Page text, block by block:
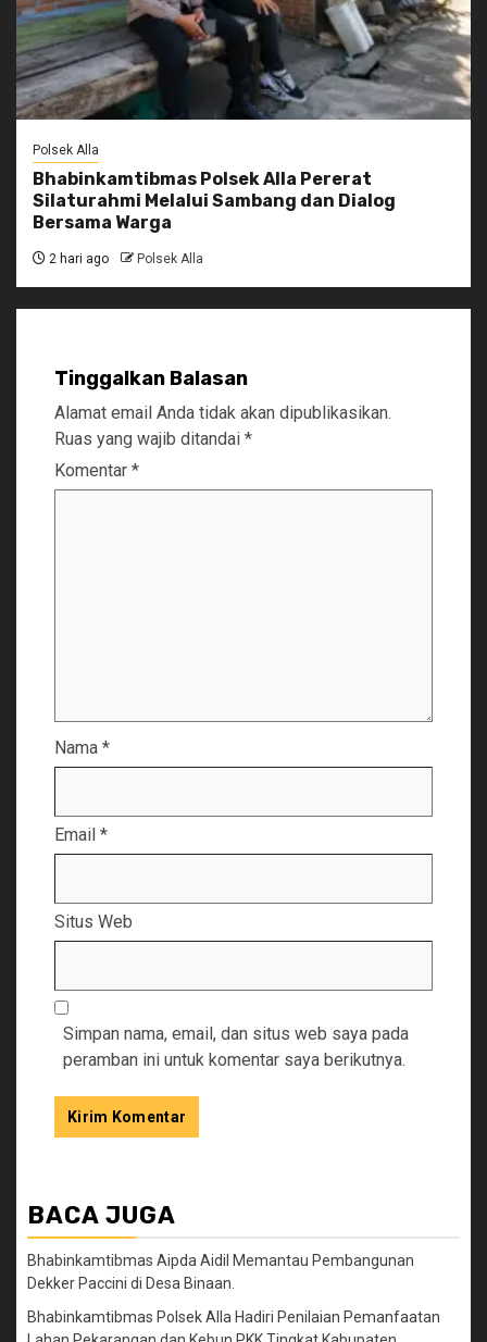
Polsek Alla
Bhabinkamtibmas Polsek Alla Pererat
Silaturahmi Melalui Sambang dan Dialog
Bersama Warga
2 hari ago Polsek Alla
Tinggalkan Balasan
Alamat email Anda tidak akan dipublikasikan.
Ruas yang wajib ditandai *
Komentar *
Nama *
Email *
Situs Web
Simpan nama, email, dan situs web saya pada
peramban ini untuk komentar saya berikutnya.
BACA JUGA
Bhabinkamtibmas Aipda Aidil Memantau Pembangunan
Dekker Paccini di Desa Binaan.
Bhabinkamtibmas Polsek Alla Hadiri Penilaian Pemanfaatan